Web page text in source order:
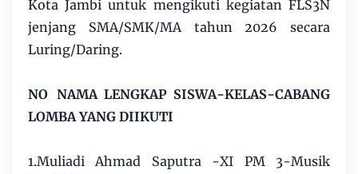
Kota Jambi untuk mengikuti kegiatan FLS3N
jenjang SMA/SMK/MA tahun 2026 secara
Luring/Daring.
NO NAMA LENGKAP SISWA-KELAS-CABANG
LOMBA YANG DIIKUTI
1.Muliadi Ahmad Saputra -XI PM 3-Musik